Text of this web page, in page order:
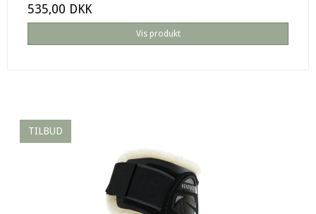
535,00 DKK
Vis produkt
TILBUD